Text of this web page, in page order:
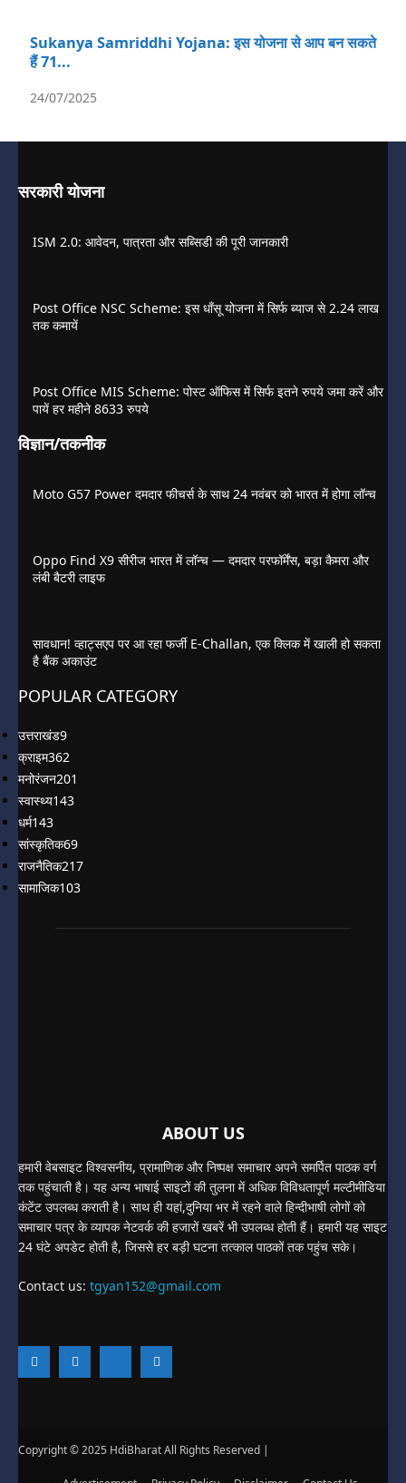
Sukanya Samriddhi Yojana: इस योजना से आप बन सकते
हैं 71...
24/07/2025
सरकारी योजना
ISM 2.0: आवेदन, पात्रता और सब्सिडी की पूरी जानकारी
Post Office NSC Scheme: इस धाँसू योजना में सिर्फ ब्याज से 2.24 लाख
तक कमायें
Post Office MIS Scheme: पोस्ट ऑफिस में सिर्फ इतने रुपये जमा करें और
पायें हर महीने 8633 रुपये
विज्ञान/तकनीक
Moto G57 Power दमदार फीचर्स के साथ 24 नवंबर को भारत में होगा लॉन्च
Oppo Find X9 सीरीज भारत में लॉन्च — दमदार परफॉर्मेंस, बड़ा कैमरा और
लंबी बैटरी लाइफ
सावधान! व्हाट्सएप पर आ रहा फर्जी E-Challan, एक क्लिक में खाली हो सकता
है बैंक अकाउंट
POPULAR CATEGORY
उत्तराखंड9
क्राइम362
मनोरंजन201
स्वास्थ्य143
धर्म143
सांस्कृतिक69
राजनैतिक217
सामाजिक103
ABOUT US
हमारी वेबसाइट विश्वसनीय, प्रामाणिक और निष्पक्ष समाचार अपने समर्पित पाठक वर्ग
तक पहुंचाती है। यह अन्य भाषाई साइटों की तुलना में अधिक विविधतापूर्ण मल्टीमीडिया
कंटेंट उपलब्ध कराती है। साथ ही यहां,दुनिया भर में रहने वाले हिन्दीभाषी लोगों को
समाचार पत्र के व्यापक नेटवर्क की हजारों खबरें भी उपलब्ध होती हैं। हमारी यह साइट
24 घंटे अपडेट होती है, जिससे हर बड़ी घटना तत्काल पाठकों तक पहुंच सके।
Contact us: tgyan152@gmail.com
Copyright © 2025 HdiBharat All Rights Reserved |